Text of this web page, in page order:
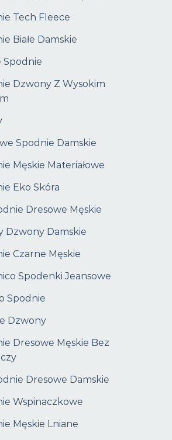
Tech Fleece
Białe Damskie
Spodnie
Dzwony Z Wysokim
Spodnie Damskie
Męskie Materiałowe
Eko Skóra
Dresowe Męskie
Dzwony Damskie
Czarne Męskie
Spodenki Jeansowe
Spodnie
Dzwony
Dresowe Męskie Bez
Dresowe Damskie
Wspinaczkowe
Męskie Lniane